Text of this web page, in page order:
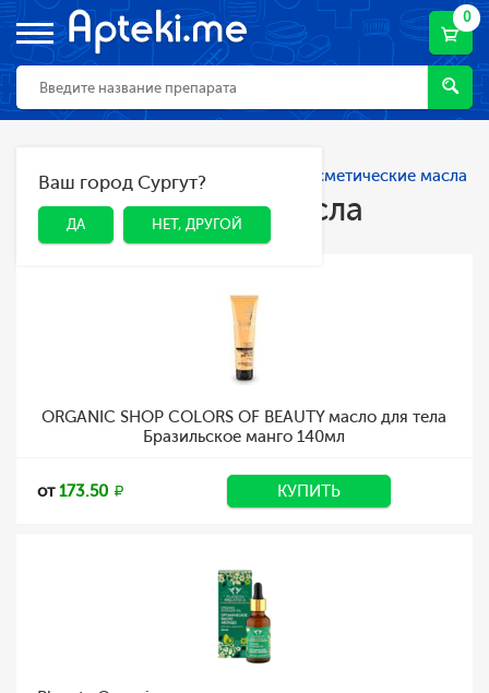
0
ДА НЕТ, ДРУГОЙ
Ваш город Сургут?
ДА НЕТ, ДРУГОЙ
Главная Каталог Косметика Косметические масла
Косметические масла
ORGANIC SHOP COLORS OF BEAUTY масло для тела
Бразильское манго 140мл
от173.50 КУПИТЬ